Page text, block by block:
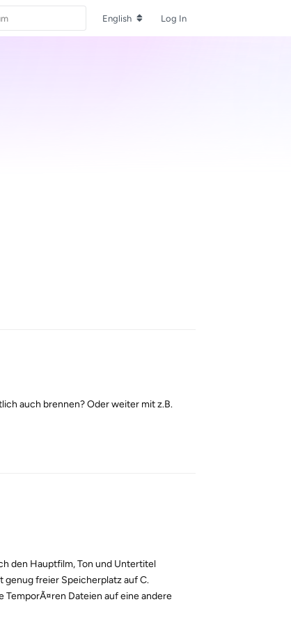
English Log In
auch brennen? Oder weiter mit z.B.
den Hauptfilm, Ton und Untertitel
genug freier Speicherplatz auf C.
TemporÃ¤ren Dateien auf eine andere